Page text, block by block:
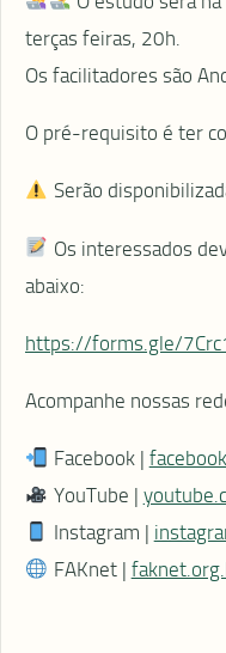
terças feiras, 20h.
Os facilitadores são
O pré-requisito é ter
Serão
Os interessados
abaixo:
https://forms.gle/
Acompanhe nossas
Facebook |
YouTube |
Instagram |
FAKnet |